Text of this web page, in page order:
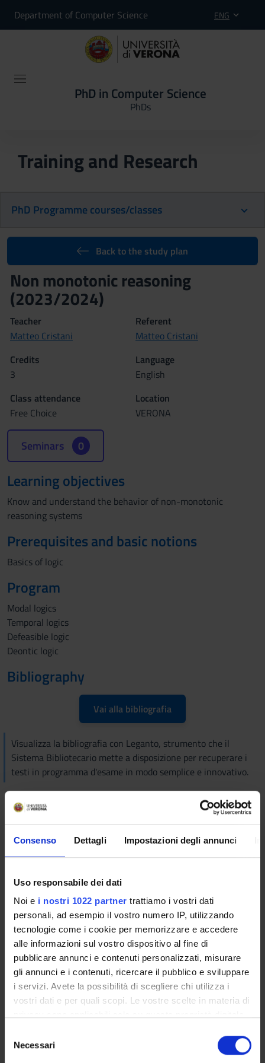
Consenso Dettagli Impostazioni degli annunci
Uso responsabile dei dati
Noi e i nostri 1022 partner trattiamo i vostri dati
personali, ad esempio il vostro numero IP, utilizzando
tecnologie come i cookie per memorizzare e accedere
alle informazioni sul vostro dispositivo al fine di
pubblicare annunci e contenuti personalizzati, misurare
gli annunci e i contenuti, ricercare il pubblico e sviluppare
i servizi. Avete la possibilità di scegliere chi utilizza i
vostri dati e per quali scopi. Le vostre scelte in materia di
modificare o revocare il proprio consenso in qualsiasi
momento dalla Dichiarazione sui cookie o facendo clic
Necessari
Department of Computer Science ENG
PhD in Computer Science
PhDs
Training and Research
PhD Programme courses/classes
Back to the study plan
Non monotonic reasoning
(2023/2024)
Teacher
Matteo Cristani
Referent
Matteo Cristani
Credits
3
Language
English
Class attendance
Free Choice
Location
VERONA
Seminars 0
Learning objectives
Know and understand the behavior of non-monotonic
reasoning systems
Prerequisites and basic notions
Basics of logic
Program
Modal logics
Temporal logics
Defeasible logic
Deontic logic
Bibliography
Vai alla bibliografia
Visualizza la bibliografia con Leganto, strumento che il
Sistema Bibliotecario mette a disposizione per recuperare i
testi in programma d'esame in modo semplice e innovativo.
Didactic methods
Lectures in which theoretical and applied topics are
addressed, detailed discussion on topics of specific research
interest of the students
Learning assessment procedures
Discussion of a topic of interest through a paper
Students with disabilities or specific learning
disorders (SLD), who intend to request the adaptation
of the exam, must follow the instructions givenHERE
Assessment
with respect to current literature